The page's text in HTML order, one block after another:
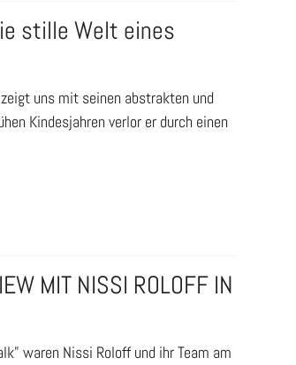
stille Welt eines
uns mit seinen abstrakten und
Kindesjahren verlor er durch einen
MIT NISSI ROLOFF IN
waren Nissi Roloff und ihr Team am